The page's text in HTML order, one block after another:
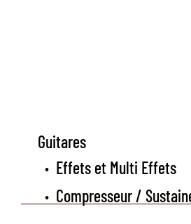
Guitares
• Effets et Multi Effets
• Compresseur /